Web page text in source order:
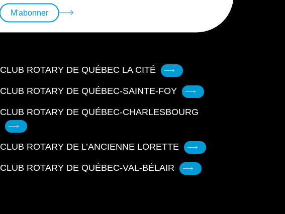
M'abonner
CLUB ROTARY DE QUÉBEC LA CITÉ
CLUB ROTARY DE QUÉBEC-SAINTE-FOY
CLUB ROTARY DE QUÉBEC-CHARLESBOURG
CLUB ROTARY DE L’ANCIENNE LORETTE
CLUB ROTARY DE QUÉBEC-VAL-BÉLAIR